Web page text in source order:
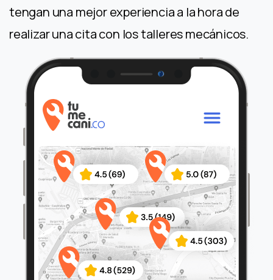
tengan una mejor experiencia a la hora de
realizar una cita con los talleres mecánicos.